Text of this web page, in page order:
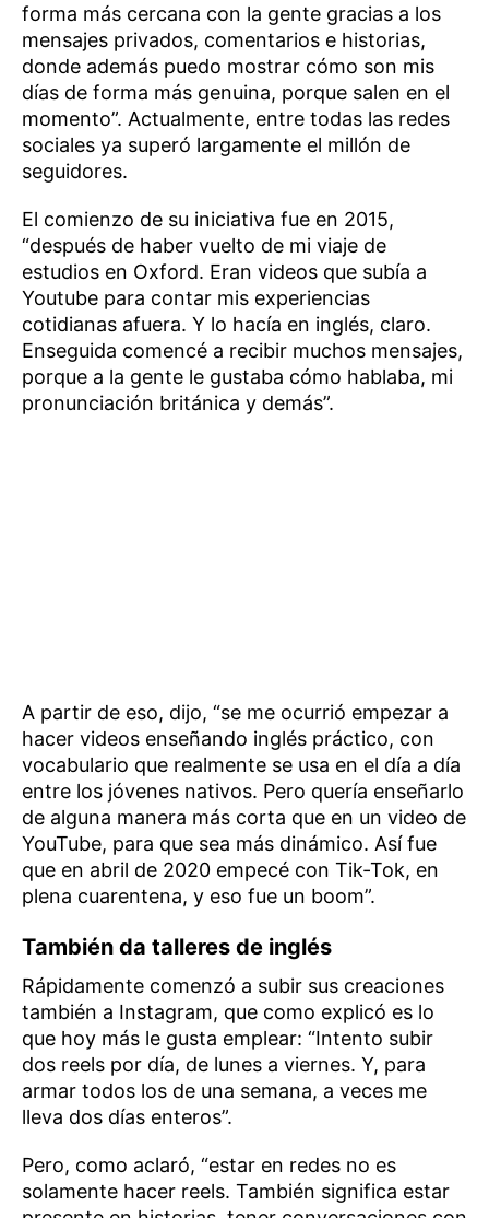
forma más cercana con la gente gracias a los
mensajes privados, comentarios e historias,
donde además puedo mostrar cómo son mis
días de forma más genuina, porque salen en el
momento”. Actualmente, entre todas las redes
sociales ya superó largamente el millón de
seguidores.
El comienzo de su iniciativa fue en 2015,
“después de haber vuelto de mi viaje de
estudios en Oxford. Eran videos que subía a
Youtube para contar mis experiencias
cotidianas afuera. Y lo hacía en inglés, claro.
Enseguida comencé a recibir muchos mensajes,
porque a la gente le gustaba cómo hablaba, mi
pronunciación británica y demás”.
A partir de eso, dijo, “se me ocurrió empezar a
hacer videos enseñando inglés práctico, con
vocabulario que realmente se usa en el día a día
entre los jóvenes nativos. Pero quería enseñarlo
de alguna manera más corta que en un video de
YouTube, para que sea más dinámico. Así fue
que en abril de 2020 empecé con Tik-Tok, en
plena cuarentena, y eso fue un boom”.
También da talleres de inglés
Rápidamente comenzó a subir sus creaciones
también a Instagram, que como explicó es lo
que hoy más le gusta emplear: “Intento subir
dos reels por día, de lunes a viernes. Y, para
armar todos los de una semana, a veces me
lleva dos días enteros”.
Pero, como aclaró, “estar en redes no es
solamente hacer reels. También significa estar